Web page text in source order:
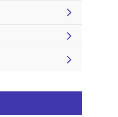
chevron_right
chevron_right
chevron_right